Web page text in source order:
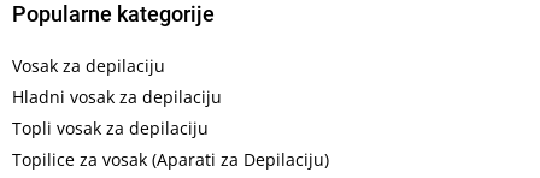
Popularne kategorije
Vosak za depilaciju
Hladni vosak za depilaciju
Topli vosak za depilaciju
Topilice za vosak (Aparati za Depilaciju)